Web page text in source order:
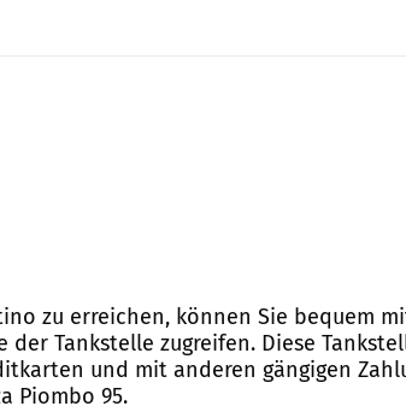
zu erreichen, können Sie bequem
Tankstelle zugreifen. Diese
und mit anderen gängigen
Piombo 95.